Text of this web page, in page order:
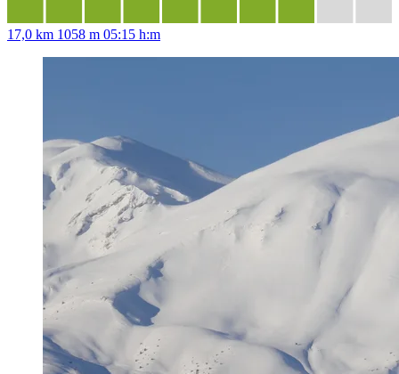
17,0 km 1058 m 05:15 h:m